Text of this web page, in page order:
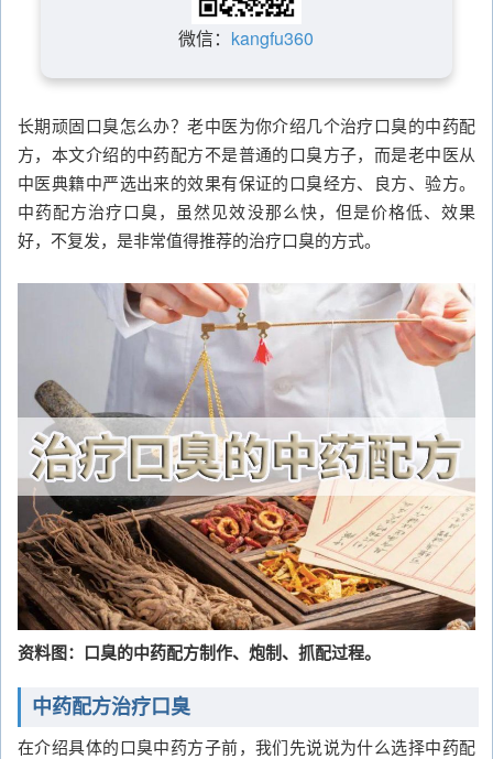
微信： kangfu360
长期顽固口臭怎么办？老中医为你介绍几个治疗口臭的中药配
方，本文介绍的中药配方不是普通的口臭方子，而是老中医从
中医典籍中严选出来的效果有保证的口臭经方、良方、验方。
中药配方治疗口臭，虽然见效没那么快，但是价格低、效果
好，不复发，是非常值得推荐的治疗口臭的方式。
资料图：口臭的中药配方制作、炮制、抓配过程。
中药配方治疗口臭
在介绍具体的口臭中药方子前，我们先说说为什么选择中药配